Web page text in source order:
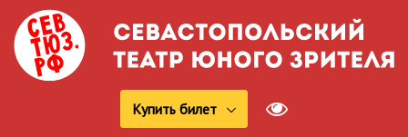
Купить билет